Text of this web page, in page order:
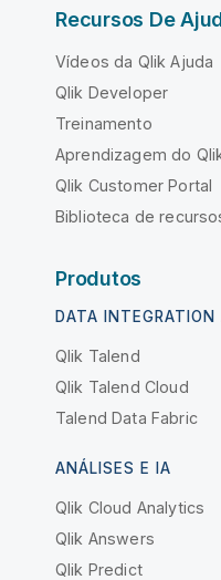
Recursos De
Vídeos da Qlik Ajuda
Qlik Developer
Treinamento
Aprendizagem do
Qlik Customer Portal
Biblioteca de
Produtos
DATA
Qlik Talend
Qlik Talend Cloud
Talend Data Fabric
ANÁLISES E IA
Qlik Cloud Analytics
Qlik Answers
Qlik Predict